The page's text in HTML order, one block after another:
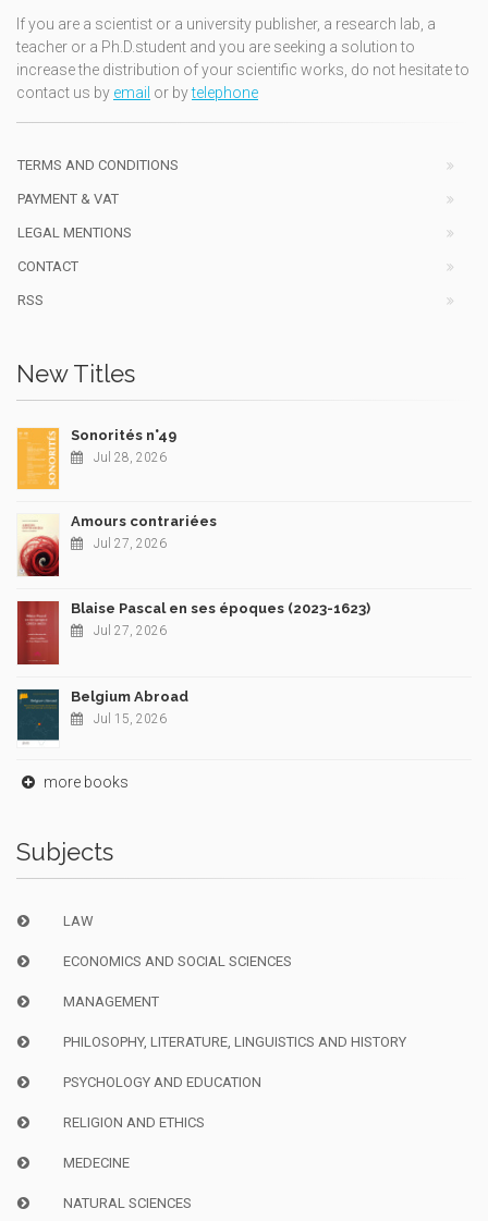
If you are a scientist or a university publisher, a research lab, a
teacher or a Ph.D.student and you are seeking a solution to
increase the distribution of your scientific works, do not hesitate to
contact us by email or bytelephone
TERMS AND CONDITIONS
PAYMENT & VAT
LEGAL MENTIONS
CONTACT
RSS
New Titles
Sonorités n°49
Jul 28, 2026
Amours contrariées
Jul 27, 2026
Blaise Pascal en ses époques (2023-1623)
Jul 27, 2026
Belgium Abroad
Jul 15, 2026
more books
Subjects
LAW
ECONOMICS AND SOCIAL SCIENCES
MANAGEMENT
PHILOSOPHY, LITERATURE, LINGUISTICS AND HISTORY
PSYCHOLOGY AND EDUCATION
RELIGION AND ETHICS
MEDECINE
NATURAL SCIENCES